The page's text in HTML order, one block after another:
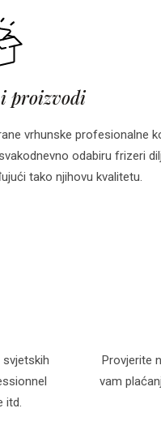
proizvodi
vrhunske profesionalne
odabiru frizeri
tako njihovu kvalitetu.
itd.
Provjerite
vam